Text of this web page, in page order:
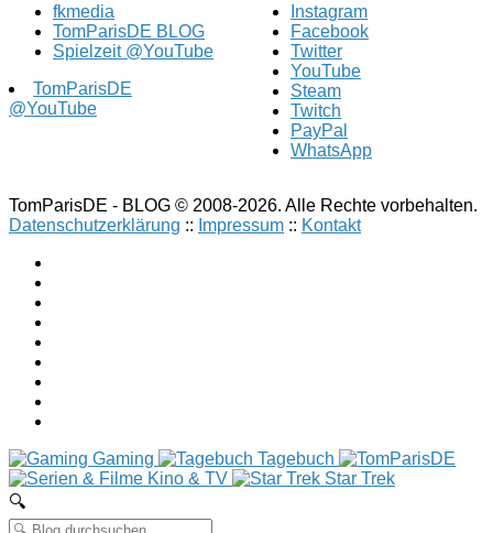
fkmedia
TomParisDE BLOG
Spielzeit @YouTube
TomParisDE
@YouTube
Instagram
Facebook
Twitter
YouTube
Steam
Twitch
PayPal
WhatsApp
TomParisDE - BLOG © 2008-2026. Alle Rechte vorbehalten.
Datenschutzerklärung :: Impressum :: Kontakt
Gaming
Tagebuch
Kino & TV
Star Trek
🔍